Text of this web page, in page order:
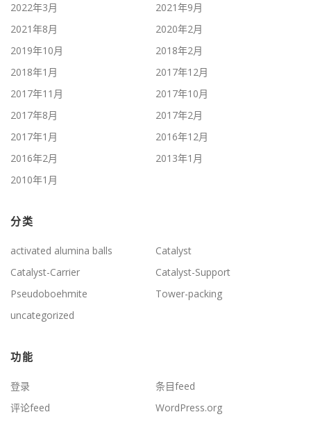
2022年3月
2021年9月
2021年8月
2020年2月
2019年10月
2018年2月
2018年1月
2017年12月
2017年11月
2017年10月
2017年8月
2017年2月
2017年1月
2016年12月
2016年2月
2013年1月
2010年1月
分类
activated alumina balls
Catalyst
Catalyst-Carrier
Catalyst-Support
Pseudoboehmite
Tower-packing
uncategorized
功能
登录
条目feed
评论feed
WordPress.org